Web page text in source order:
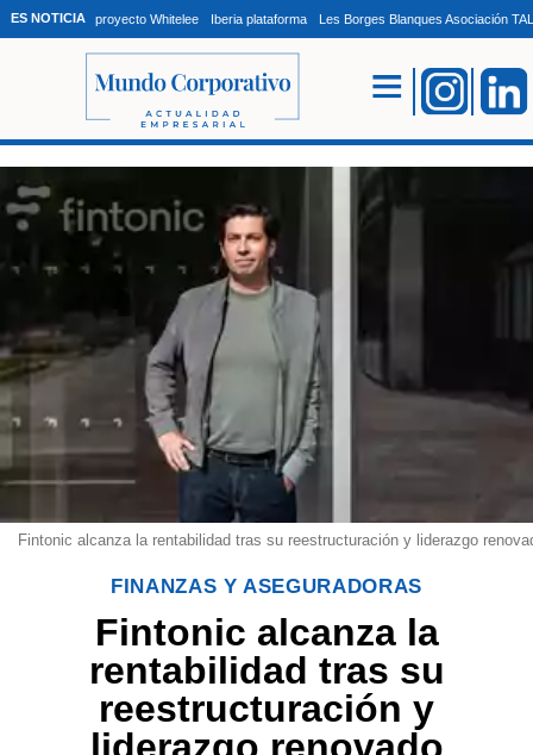
ES NOTICIA proyecto Whitelee Iberia plataforma Les Borges Blanques Asociación
Fintonic alcanza la rentabilidad tras su reestructuración y liderazgo
FINANZAS Y ASEGURADORAS
Fintonic alcanza la
rentabilidad tras su
reestructuración y